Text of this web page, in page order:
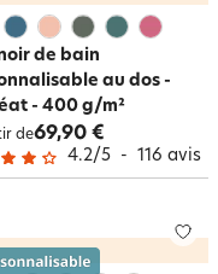
de bain
au dos -
- 400 g/m²
de69,90 €
4.2/5 - 116 avis